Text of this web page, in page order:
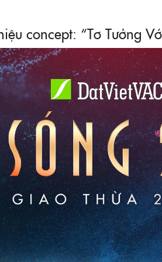
concept: “Tơ Tưởng